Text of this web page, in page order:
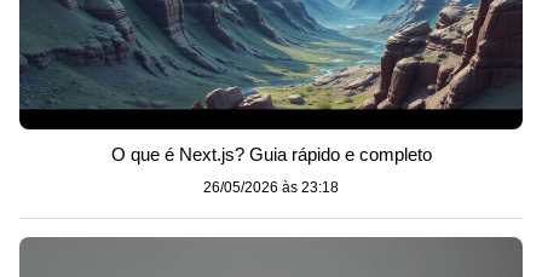
O que é Next.js? Guia rápido e completo
26/05/2026 às 23:18